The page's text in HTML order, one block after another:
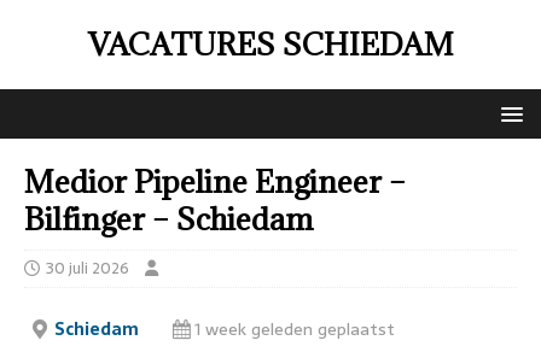
VACATURES SCHIEDAM
Medior Pipeline Engineer –
Bilfinger – Schiedam
30 juli 2026
Schiedam 1 week geleden geplaatst